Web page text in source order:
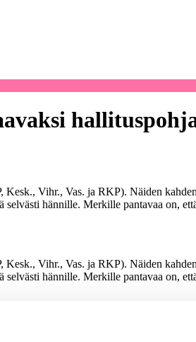
Vihr., Vas. ja RKP). Näiden
hännille. Merkille pantavaa on,
Vihr., Vas. ja RKP). Näiden
hännille. Merkille pantavaa on,
Vaihtoehto kokoaa näkyvässä
punavihreähallitus (36 %).